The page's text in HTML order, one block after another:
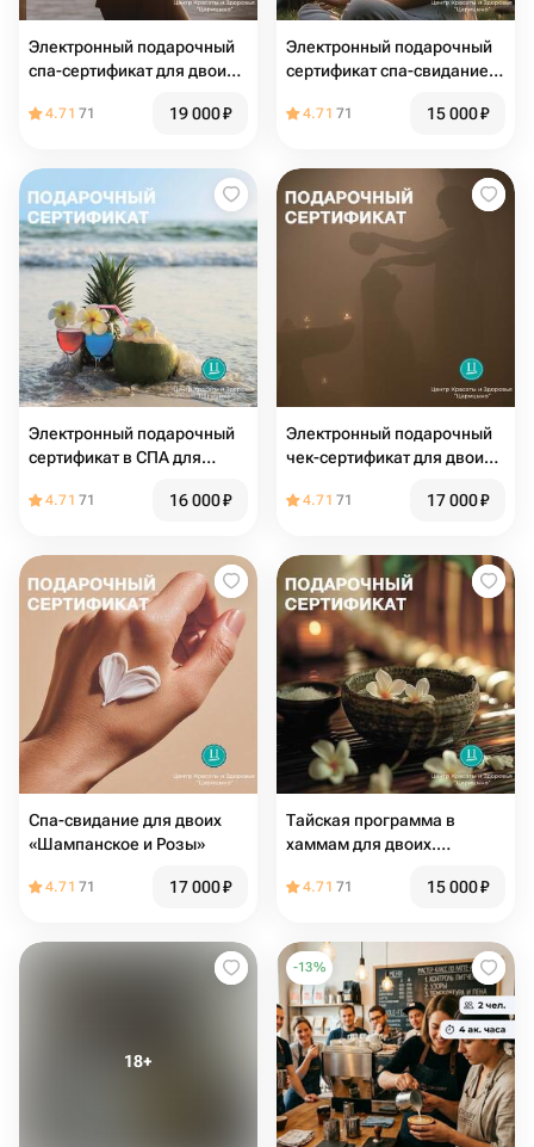
Электронный подарочный
спа-сертификат для двоих
4.71 71 19 000₽
Электронный подарочный
сертификат спа-свидание
4.71 71 15 000₽
Электронный подарочный
сертификат в СПА для
4.71 71 16 000₽
Электронный подарочный
чек-сертификат для двоих
4.71 71 17 000₽
Спа-свидание для двоих
«Шампанское и Розы»
4.71 71 17 000₽
Тайская программа в
хаммам для двоих.
сертификат в СПА
4.71 71 15 000₽
-13%